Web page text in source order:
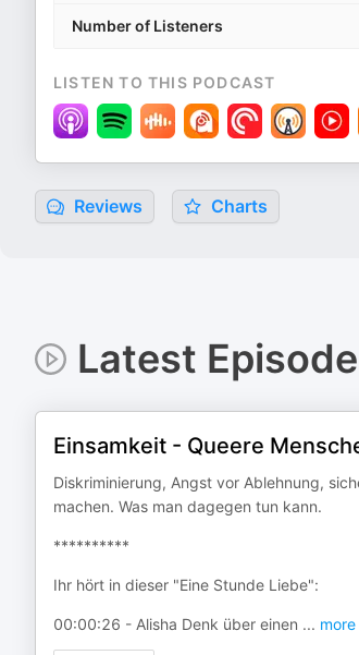
Number of Listeners
LISTEN TO THIS PODCAST
Reviews Charts
Latest
Einsamkeit - Queere
Diskriminierung, Angst vor Ablehnung,
machen. Was man dagegen tun kann.
**********
Ihr hört in dieser "Eine Stunde Liebe":
00:00:26 - Alisha Denk über einen ... more